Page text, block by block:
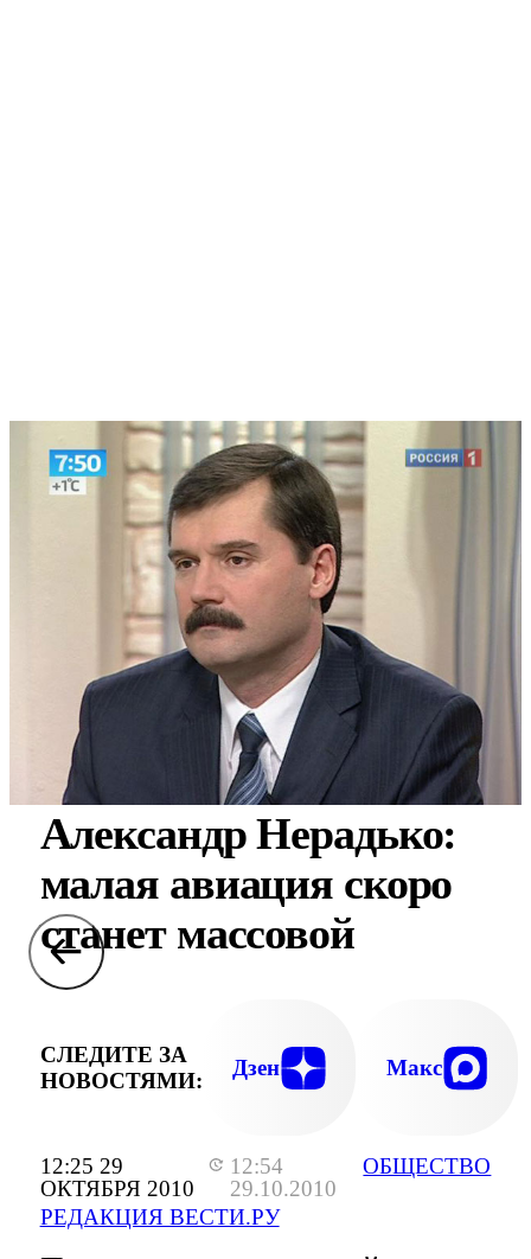
12:25 29
ОКТЯБРЯ 2010
12:54
29.10.2010
РЕДАКЦИЯ ВЕСТИ.РУ
ОБЩЕСТВО
Александр Нерадько:
малая авиация скоро
станет массовой
СЛЕДИТЕ ЗА
НОВОСТЯМИ:
Дзен Макс